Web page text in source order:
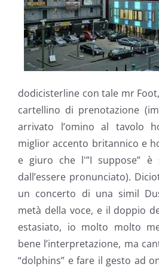
dodicisterline con tale mr
cartellino di prenotazione
arrivato l’omino al tavolo
miglior accento britannico e
e giuro che l'”I suppose”
dall’essere pronunciato).
un concerto di una simil
metà della voce, e il doppio
estasiato, io molto molto
bene l’interpretazione, ma
“dolphins” e fare il gesto ad